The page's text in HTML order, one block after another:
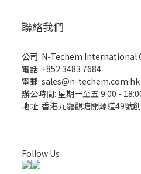
聯絡我們
公司: N-Techem International
電話: +852 3483 7684
電郵: sales@n-techem.com.hk
辦公時間: 星期一至五 9:00 -
地址: 香港九龍觀塘開源道49號
Follow Us